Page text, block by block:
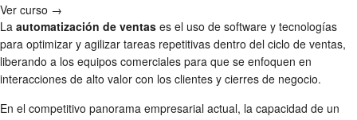
Ver curso →
La automatización de ventas es el uso de software y tecnologías
para optimizar y agilizar tareas repetitivas dentro del ciclo de ventas,
liberando a los equipos comerciales para que se enfoquen en
interacciones de alto valor con los clientes y cierres de negocio.
En el competitivo panorama empresarial actual, la capacidad de un